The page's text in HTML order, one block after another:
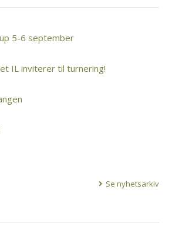
5-6 september
IL inviterer til turnering!
Se nyhetsarkiv